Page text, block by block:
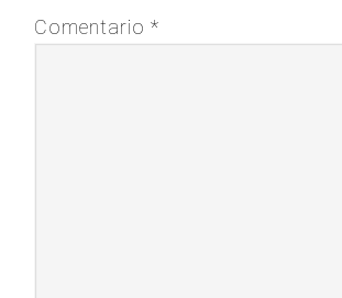
Comentario*